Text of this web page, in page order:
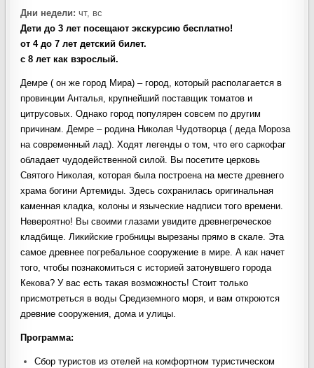
Дни недели: чт, вс
Дети до 3 лет посещают экскурсию бесплатно!
от 4 до 7 лет детский билет.
с 8 лет как взрослый.
Демре ( он же город Мира) – город, который располагается в
провинции Анталья, крупнейший поставщик томатов и
цитрусовых. Однако город популярен совсем по другим
причинам. Демре – родина Николая Чудотворца ( деда Мороза
на современный лад). Ходят легенды о том, что его саркофаг
обладает чудодейственной силой. Вы посетите церковь
Святого Николая, которая была построена на месте древнего
храма богини Артемиды. Здесь сохранилась оригинальная
каменная кладка, колоны и языческие надписи того времени.
Невероятно! Вы своими глазами увидите древнегреческое
кладбище. Ликийские гробницы вырезаны прямо в скале. Эта
самое древнее погребальное сооружение в мире. А как начет
того, чтобы познакомиться с историей затонувшего города
Кекова? У вас есть такая возможность! Стоит только
присмотреться в воды Средиземного моря, и вам откроются
древние сооружения, дома и улицы.
Программа:
Сбор туристов из отелей на комфортном туристическом